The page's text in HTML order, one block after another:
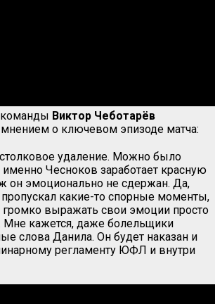
Виктор Чеботарёв
о ключевом эпизоде матча:
удаление. Можно было
именно Чесноков заработает красную
он эмоционально не сдержан. Да,
какие-то спорные моменты,
громко выражать свои эмоции просто
Мне кажется, даже болельщики
слова Данила. Он будет наказан и
регламенту ЮФЛ и внутри